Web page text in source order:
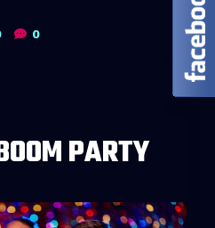
0
PARTY